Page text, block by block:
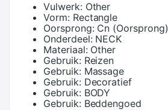
Vulwerk: Other
Vorm: Rectangle
Oorsprong: Cn (Oorsprong)
Onderdeel: NECK
Materiaal: Other
Gebruik: Reizen
Gebruik: Massage
Gebruik: Decoratief
Gebruik: BODY
Gebruik: Beddengoed